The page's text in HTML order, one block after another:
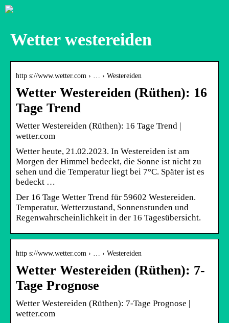
Wetter westereiden
http s://www.wetter.com › … › Westereiden
Wetter Westereiden (Rüthen): 16
Tage Trend
Wetter Westereiden (Rüthen): 16 Tage Trend |
wetter.com
Wetter heute, 21.02.2023. In Westereiden ist am
Morgen der Himmel bedeckt, die Sonne ist nicht zu
sehen und die Temperatur liegt bei 7°C. Später ist es
bedeckt …
Der 16 Tage Wetter Trend für 59602 Westereiden.
Temperatur, Wetterzustand, Sonnenstunden und
Regenwahrscheinlichkeit in der 16 Tagesübersicht.
http s://www.wetter.com › … › Westereiden
Wetter Westereiden (Rüthen): 7-
Tage Prognose
Wetter Westereiden (Rüthen): 7-Tage Prognose |
wetter.com